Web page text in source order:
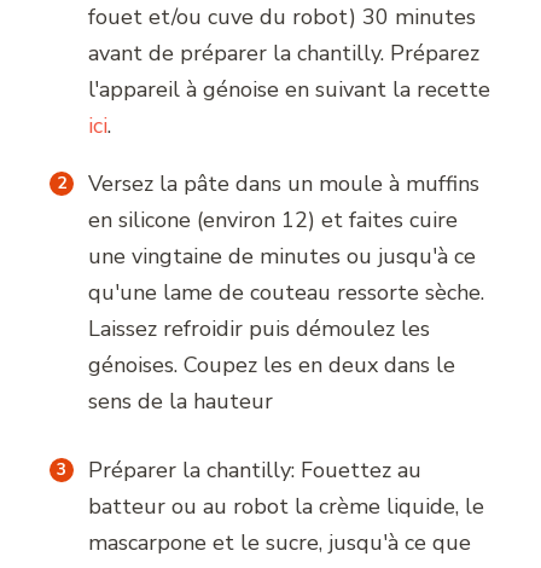
fouet et/ou cuve du robot) 30 minutes
avant de préparer la chantilly. Préparez
l'appareil à génoise en suivant la recette
ici.
Versez la pâte dans un moule à muffins
en silicone (environ 12) et faites cuire
une vingtaine de minutes ou jusqu'à ce
qu'une lame de couteau ressorte sèche.
Laissez refroidir puis démoulez les
génoises. Coupez les en deux dans le
sens de la hauteur
Préparer la chantilly: Fouettez au
batteur ou au robot la crème liquide, le
mascarpone et le sucre, jusqu'à ce que